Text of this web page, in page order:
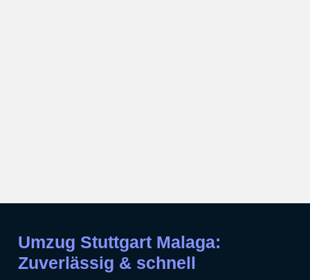
Umzug Stuttgart Malaga:
Zuverlässig & schnell